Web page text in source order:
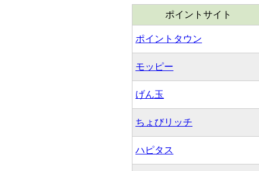
ポイントサイト
ポイントタウン
モッピー
げん玉
ちょびリッチ
ハピタス